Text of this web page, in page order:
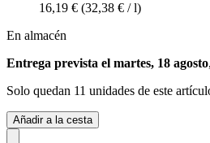
16,19 € (32,38 € / l)
En almacén
Entrega prevista el martes, 18 agosto
Solo quedan 11 unidades de este
Añadir a la cesta